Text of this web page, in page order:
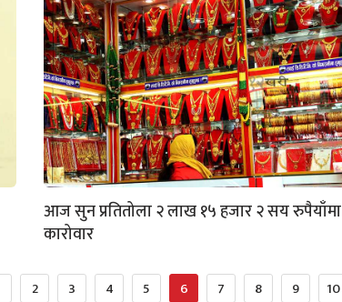
आज सुन प्रतितोला २ लाख १५ हजार २ सय रुपैयाँमा
कारोवार
2 3 4 5 6 7 8 9 10